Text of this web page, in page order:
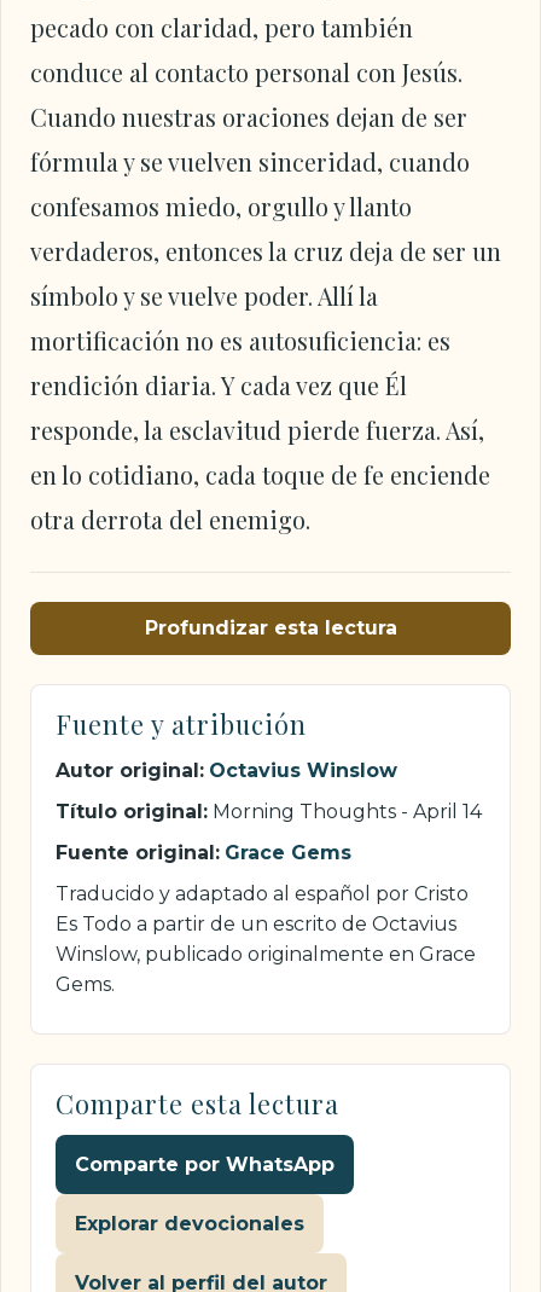
pecado con claridad, pero también
conduce al contacto personal con Jesús.
Cuando nuestras oraciones dejan de ser
fórmula y se vuelven sinceridad, cuando
confesamos miedo, orgullo y llanto
verdaderos, entonces la cruz deja de ser un
símbolo y se vuelve poder. Allí la
mortificación no es autosuficiencia: es
rendición diaria. Y cada vez que Él
responde, la esclavitud pierde fuerza. Así,
en lo cotidiano, cada toque de fe enciende
otra derrota del enemigo.
Profundizar esta lectura
Fuente y atribución
Autor original: Octavius Winslow
Título original: Morning Thoughts - April 14
Fuente original: Grace Gems
Traducido y adaptado al español por Cristo
Es Todo a partir de un escrito de Octavius
Winslow, publicado originalmente en Grace
Gems.
Comparte esta lectura
Comparte por WhatsApp
Explorar devocionales
Volver al perfil del autor